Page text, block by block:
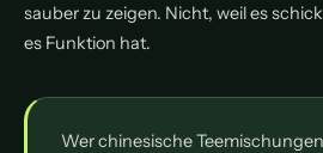
sauber zu zeigen. Nicht, weil es
es Funktion hat.
Wer chinesische